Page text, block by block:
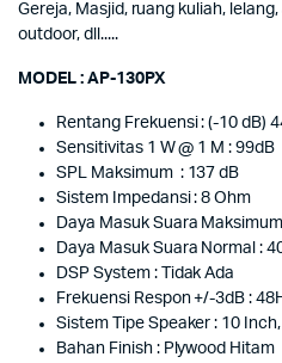
Gereja, Masjid, ruang kuliah,
outdoor, dll.....
MODEL : AP-130PX
Rentang Frekuensi : (-10 dB)
Sensitivitas 1 W @ 1 M : 99dB
SPL Maksimum : 137 dB
Sistem Impedansi : 8 Ohm
Daya Masuk Suara
Daya Masuk Suara Normal :
DSP System : Tidak Ada
Frekuensi Respon +/-3dB :
Sistem Tipe Speaker : 10
Bahan Finish : Plywood Hitam